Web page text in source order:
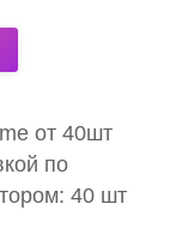
от 40шт
по
40 шт